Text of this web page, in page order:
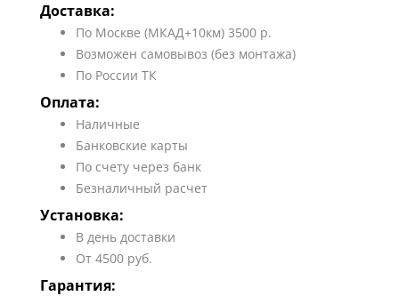
Доставка:
По Москве (МКАД+10км) 3500 р.
Возможен самовывоз (без монтажа)
По России ТК
Оплата:
Наличные
Банковские карты
По счету через банк
Безналичный расчет
Установка:
В день доставки
От 4500 руб.
Гарантия: